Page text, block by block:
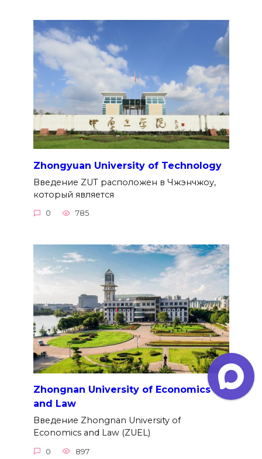
Zhongyuan University of Technology
Введение ZUT расположен в Чжэнчжоу,
который является
0 785
Zhongnan University of Economics
and Law
Введение Zhongnan University of
Economics and Law (ZUEL)
0 897